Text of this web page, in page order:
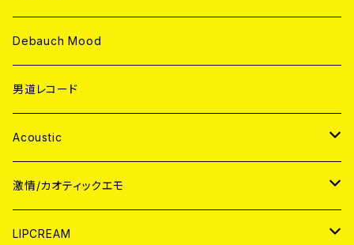
Debauch Mood
男道レコード
Acoustic
JAPAN
CD
WORLD
激情/カオティックエモ
JAPAN
LIPCREAM